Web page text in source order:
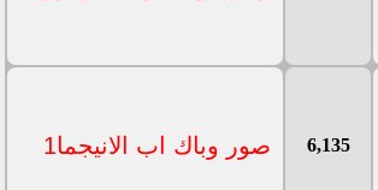
6,135 صور وباك اب الانيجما1